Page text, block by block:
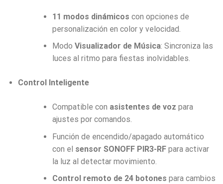
11 modos dinámicos con opciones de
personalización en color y velocidad.
Modo Visualizador de Música: Sincroniza las
luces al ritmo para fiestas inolvidables.
Control Inteligente
Compatible con asistentes de voz para
ajustes por comandos.
Función de encendido/apagado automático
con el sensor SONOFF PIR3-RFpara activar
la luz al detectar movimiento.
Control remoto de 24 botones para cambios